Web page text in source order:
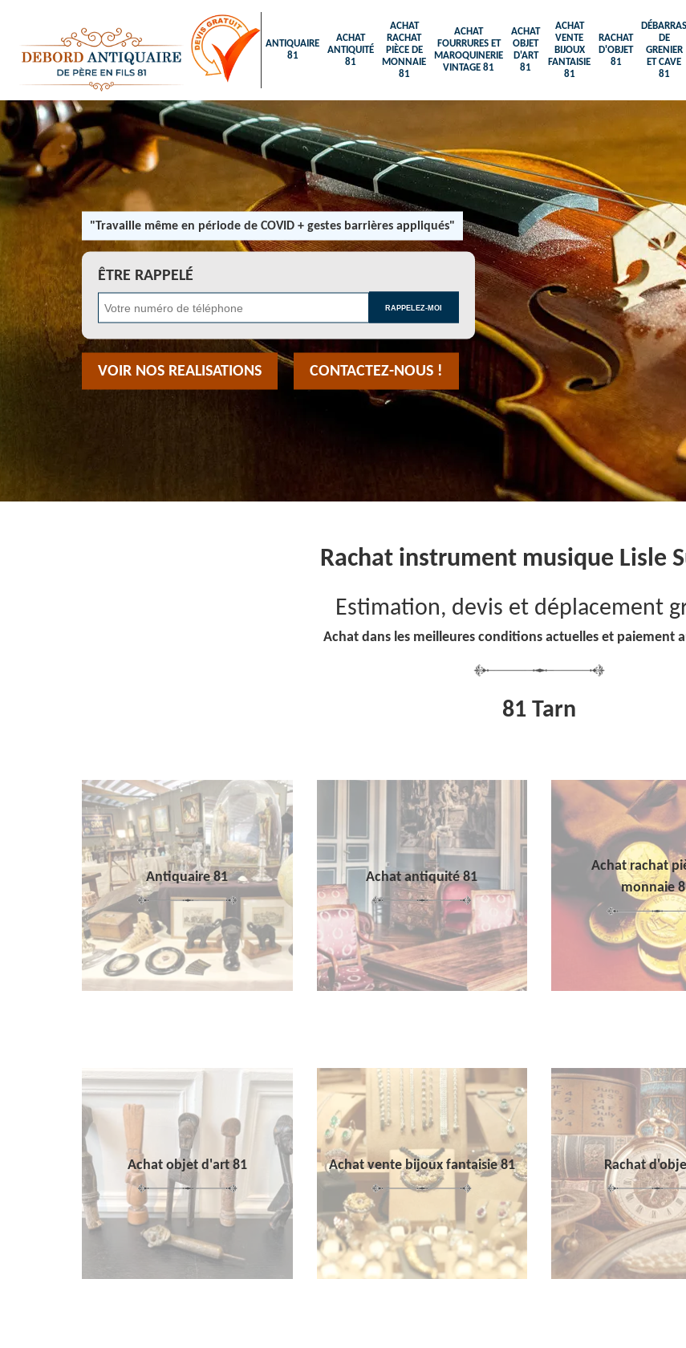
ANTIQUAIRE
81
ACHAT
ANTIQUITÉ
81
ACHAT
RACHAT
PIÈCE DE
MONNAIE
81
ACHAT
FOURRURES ET
MAROQUINERIE
VINTAGE 81
ACHAT
OBJET
D'ART
81
ACHAT
VENTE
BIJOUX
FANTAISIE
81
RACHAT
D'OBJET
81
DÉBARRAS
DE
GRENIER
ET CAVE
81
"Travaille même en période de COVID + gestes barrières appliqués"
ÊTRE RAPPELÉ
VOIR NOS REALISATIONS CONTACTEZ-NOUS !
Rachat instrument musique Lisle
Estimation, devis et déplacement
Achat dans les meilleures conditions actuelles et paiement
81 Tarn
Antiquaire 81 Achat antiquité 81
Achat rachat
monnaie
Achat objet d'art 81 Achat vente bijoux fantaisie 81 Rachat